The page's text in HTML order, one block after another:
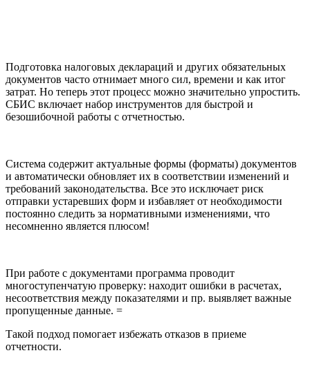
Подготовка налоговых деклараций и других обязательных
документов часто отнимает много сил, времени и как итог
затрат. Но теперь этот процесс можно значительно упростить.
СБИС включает набор инструментов для быстрой и
безошибочной работы с отчетностью.
Система содержит актуальные формы (форматы) документов
и автоматически обновляет их в соответствии изменений и
требований законодательства. Все это исключает риск
отправки устаревших форм и избавляет от необходимости
постоянно следить за нормативными изменениями, что
несомненно является плюсом!
При работе с документами программа проводит
многоступенчатую проверку: находит ошибки в расчетах,
несоответствия между показателями и пр. выявляет важные
пропущенные данные. =
Такой подход помогает избежать отказов в приеме
отчетности.